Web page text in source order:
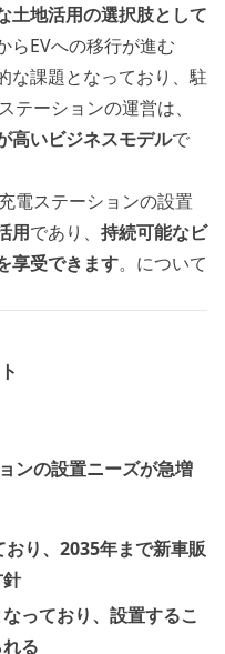
土地活用の選択肢として
らEVへの移行が進む
な課題となっており、駐
テーションの運営は、
高いビジネスモデルで
電ステーションの設置
用であり、 持続可能なビ
享受できます。について
ンの設置ニーズが急増
り、2035年まで新車販
っており、設置するこ
る